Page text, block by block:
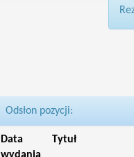
Odsłon pozycji:
Data
Tytuł